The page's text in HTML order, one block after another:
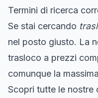
Termini di ricerca
Se stai cercando
nel posto giusto. La
trasloco a prezzi
comunque la
Scopri tutte le nostre